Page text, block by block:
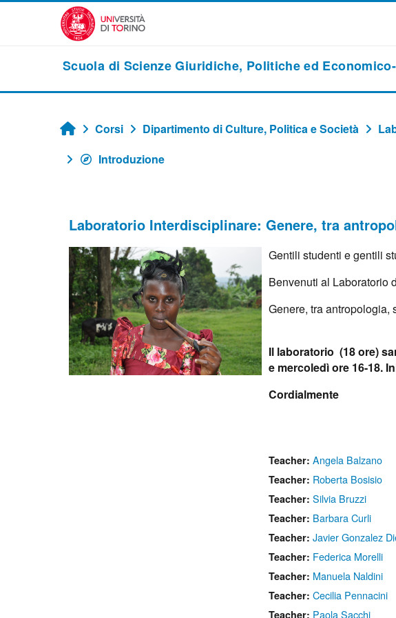
Vai al contenuto principale
Scuola di Scienze Giuridiche, Politiche ed
Home
Corsi Dipartimento di Culture, Politica e Società
Introduzione
Laboratorio Interdisciplinare: Genere, tra
Gentili studenti e gentili
Benvenuti al Laboratorio
Genere, tra antropologia,
Il laboratorio (18 ore)
e mercoledì ore 16-18.
Cordialmente
Teacher: Angela Balzano
Teacher: Roberta Bosisio
Teacher: Silvia Bruzzi
Teacher: Barbara Curli
Teacher: Javier Gonzalez
Teacher: Federica Morelli
Teacher: Manuela Naldini
Teacher: Cecilia Pennacini
Teacher: Paola Sacchi